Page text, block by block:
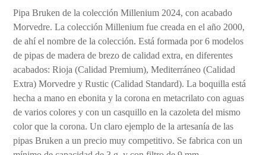
Pipa Bruken de la colección Millenium 2024, con acabado
Morvedre. La colección Millenium fue creada en el año 2000,
de ahí el nombre de la colección. Está formada por 6 modelos
de pipas de madera de brezo de calidad extra, en diferentes
acabados: Rioja (Calidad Premium), Mediterráneo (Calidad
Extra) Morvedre y Rustic (Calidad Standard). La boquilla está
hecha a mano en ebonita y la corona en metacrilato con aguas
de varios colores y con un casquillo en la cazoleta del mismo
color que la corona. Un claro ejemplo de la artesanía de las
pipas Bruken a un precio muy competitivo. Se fabrica con un